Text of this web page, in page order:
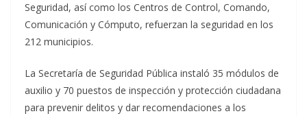
Seguridad, así como los Centros de Control, Comando,
Comunicación y Cómputo, refuerzan la seguridad en los
212 municipios.
La Secretaría de Seguridad Pública instaló 35 módulos de
auxilio y 70 puestos de inspección y protección ciudadana
para prevenir delitos y dar recomendaciones a los